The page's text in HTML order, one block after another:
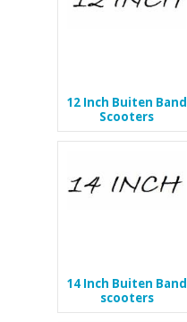
12 Inch Buiten Band
Scooters
14 Inch Buiten Band
scooters